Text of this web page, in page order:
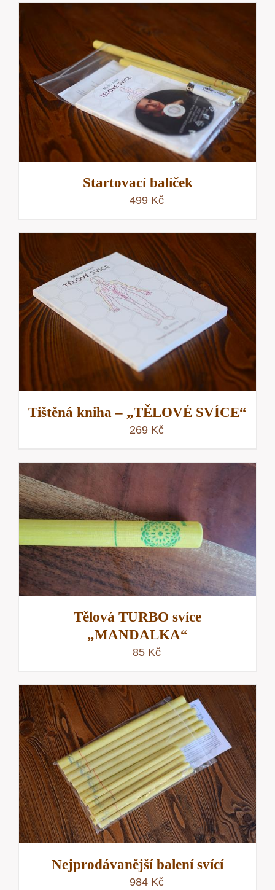
Startovací balíček
499 Kč
Tištěná kniha – „TĚLOVÉ SVÍCE“
269 Kč
Tělová TURBO svíce
„MANDALKA“
85 Kč
Nejprodávanější balení svící
984 Kč